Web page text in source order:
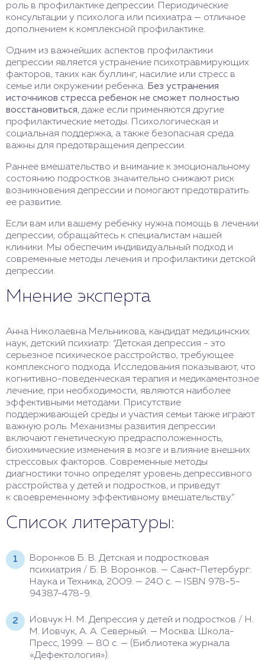
роль в профилактике депрессии. Периодические
консультации у психолога или психиатра — отличное
дополнением к комплексной профилактике.
Одним из важнейших аспектов профилактики
депрессии является устранение психотравмирующих
факторов, таких как буллинг, насилие или стресс в
семье или окружении ребенка. Без устранения
источников стресса ребенок не сможет полностью
восстановиться, даже если применяются другие
профилактические методы. Психологическая и
социальная поддержка, а также безопасная среда
важны для предотвращения депрессии.
Раннее вмешательство и внимание к эмоциональному
состоянию подростков значительно снижают риск
возникновения депрессии и помогают предотвратить
ее развитие.
Если вам или вашему ребенку нужна помощь в лечении
депрессии, обращайтесь к специалистам нашей
клиники. Мы обеспечим индивидуальный подход и
современные методы лечения и профилактики детской
депрессии.
Мнение эксперта
Анна Николаевна Мельникова, кандидат медицинских
наук, детский психиатр: “Детская депрессия - это
серьезное психическое расстройство, требующее
комплексного подхода. Исследования показывают, что
когнитивно-поведенческая терапия и медикаментозное
лечение, при необходимости, являются наиболее
эффективными методами. Присутствие
поддерживающей среды и участия семьи также играют
важную роль. Механизмы развития депрессии
включают генетическую предрасположенность,
биохимические изменения в мозге и влияние внешних
стрессовых факторов. Современные методы
диагностики точно определят уровень депрессивного
расстройства у детей и подростков, и приведут
к своевременному эффективному вмешательству.”
Список литературы:
Воронков Б. В. Детская и подростковая
психиатрия / Б. В. Воронков. — Санкт-Петербург:
Наука и Техника, 2009. — 240 с. — ISBN 978-5-
94387-478-9.
Иовчук Н. М. Депрессия у детей и подростков / Н.
М. Иовчук, А. А. Северный. — Москва: Школа-
Пресс, 1999. — 80 с. — (Библиотека журнала
«Дефектология»).